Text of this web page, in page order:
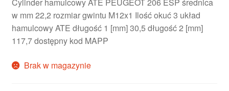
w mm 22,2 rozmiar gwintu M12x1 Ilość okuć 3 układ
hamulcowy ATE długość 1 [mm] 30,5 długość 2 [mm]
117,7 dostępny kod MAPP
Brak w magazynie